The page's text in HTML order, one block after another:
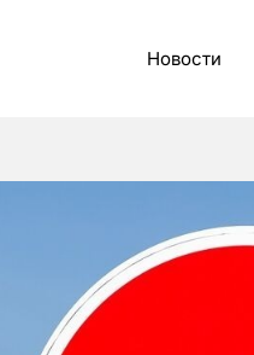
Новости